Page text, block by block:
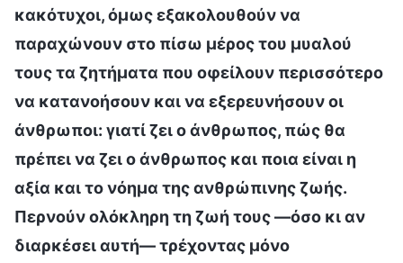
κακότυχοι, όμως εξακολουθούν να
παραχώνουν στο πίσω μέρος του μυαλού
τους τα ζητήματα που οφείλουν περισσότερο
να κατανοήσουν και να εξερευνήσουν οι
άνθρωποι: γιατί ζει ο άνθρωπος, πώς θα
πρέπει να ζει ο άνθρωπος και ποια είναι η
αξία και το νόημα της ανθρώπινης ζωής.
Περνούν ολόκληρη τη ζωή τους —όσο κι αν
διαρκέσει αυτή— τρέχοντας μόνο